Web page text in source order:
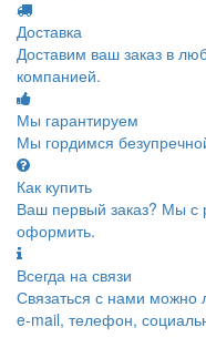
Доставка
Доставим ваш заказ в
компанией.
Мы гарантируем
Мы гордимся
Как купить
Ваш первый заказ? Мы с
оформить.
Всегда на связи
Связаться с нами
e-mail, телефон,